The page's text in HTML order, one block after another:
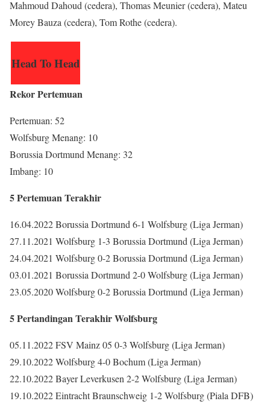
Mahmoud Dahoud (cedera), Thomas Meunier (cedera), Mateu
Morey Bauza (cedera), Tom Rothe (cedera).
Head To Head
Rekor Pertemuan
Pertemuan: 52
Wolfsburg Menang: 10
Borussia Dortmund Menang: 32
Imbang: 10
5 Pertemuan Terakhir
16.04.2022 Borussia Dortmund 6-1 Wolfsburg (Liga Jerman)
27.11.2021 Wolfsburg 1-3 Borussia Dortmund (Liga Jerman)
24.04.2021 Wolfsburg 0-2 Borussia Dortmund (Liga Jerman)
03.01.2021 Borussia Dortmund 2-0 Wolfsburg (Liga Jerman)
23.05.2020 Wolfsburg 0-2 Borussia Dortmund (Liga Jerman)
5 Pertandingan Terakhir Wolfsburg
05.11.2022 FSV Mainz 05 0-3 Wolfsburg (Liga Jerman)
29.10.2022 Wolfsburg 4-0 Bochum (Liga Jerman)
22.10.2022 Bayer Leverkusen 2-2 Wolfsburg (Liga Jerman)
19.10.2022 Eintracht Braunschweig 1-2 Wolfsburg (Piala DFB)